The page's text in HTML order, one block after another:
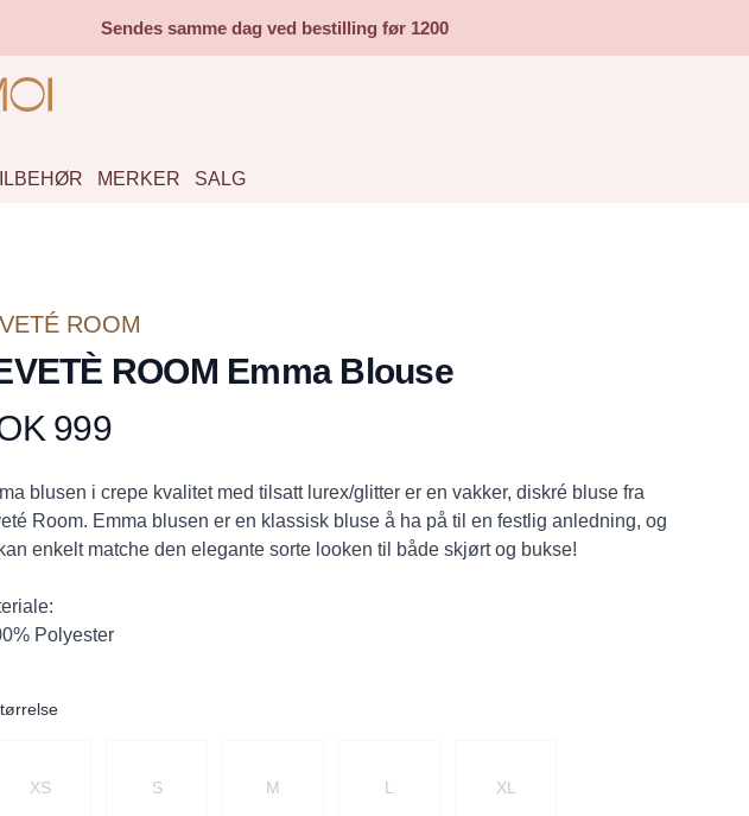
Sendes samme dag ved bestilling før 1200
MERKER SALG
ROOM
ROOM Emma Blouse
999
blusen i crepe kvalitet med tilsatt lurex/glitter er en vakker, diskré bluse fra
Room. Emma blusen er en klassisk bluse å ha på til en festlig anledning, og
enkelt matche den elegante sorte looken til både skjørt og bukse!
Polyester
XS S M L XL